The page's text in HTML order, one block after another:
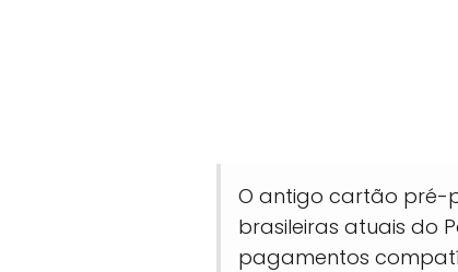
O antigo cartão pré-
brasileiras atuais do
pagamentos